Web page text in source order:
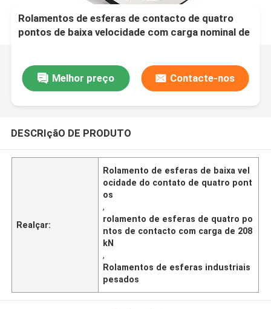
Rolamentos de esferas de contacto de quatro
pontos de baixa velocidade com carga nominal de
Melhor preço
Contacte-nos
DESCRIçãO DE PRODUTO
Realçar:
Rolamento de esferas de baixa vel
ocidade do contato de quatro pont
os
,
rolamento de esferas de quatro po
ntos de contacto com carga de 208
kN
,
Rolamentos de esferas industriais
pesados